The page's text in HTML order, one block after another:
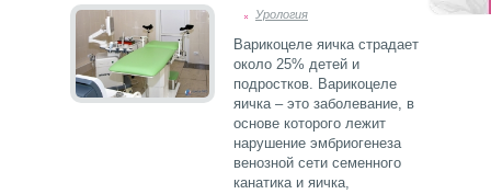
Урология
Варикоцеле яичка страдает
около 25% детей и
подростков. Варикоцеле
яичка – это заболевание, в
основе которого лежит
нарушение эмбриогенеза
венозной сети семенного
канатика и яичка,